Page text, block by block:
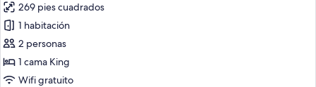
no
fumadores
fotos
de
Habitación
estándar,
1
269 pies cuadrados
1 habitación
2 personas
1 cama King
Wifi gratuito